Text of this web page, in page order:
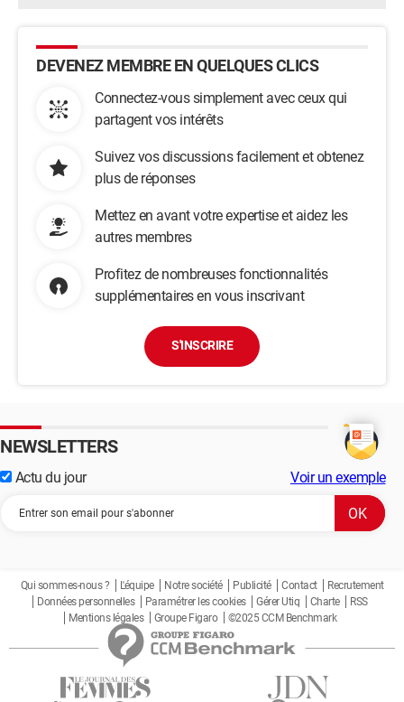
DEVENEZ MEMBRE EN QUELQUES CLICS
Connectez-vous simplement avec ceux qui
partagent vos intérêts
Suivez vos discussions facilement et obtenez
plus de réponses
Mettez en avant votre expertise et aidez les
autres membres
Profitez de nombreuses fonctionnalités
supplémentaires en vous inscrivant
S'INSCRIRE
NEWSLETTERS
Actu du jour Voir un exemple
Qui sommes-nous ? L'équipe Notre société Publicité Contact
Recrutement
Données personnelles
Paramétrer les cookies Gérer Utiq Charte
RSS
Mentions légales
Groupe Figaro ©2025 CCM Benchmark